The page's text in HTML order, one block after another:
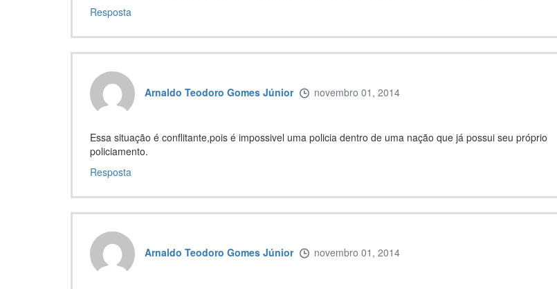
Resposta
Arnaldo Teodoro Gomes Júnior novembro 01, 2014
Essa situação é conflitante,pois é impossivel uma policia dentro de uma nação que já possui seu próprio
policiamento.
Resposta
Arnaldo Teodoro Gomes Júnior novembro 01, 2014